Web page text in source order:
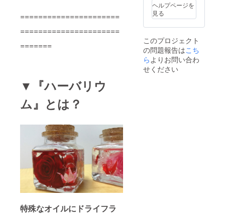
======================
======================
=======
▼『ハーバリウ
ム』とは？
特殊なオイルにドライフラ
ヘルプページを
見る
このプロジェクト
の問題報告はこち
らよりお問い合わ
せください